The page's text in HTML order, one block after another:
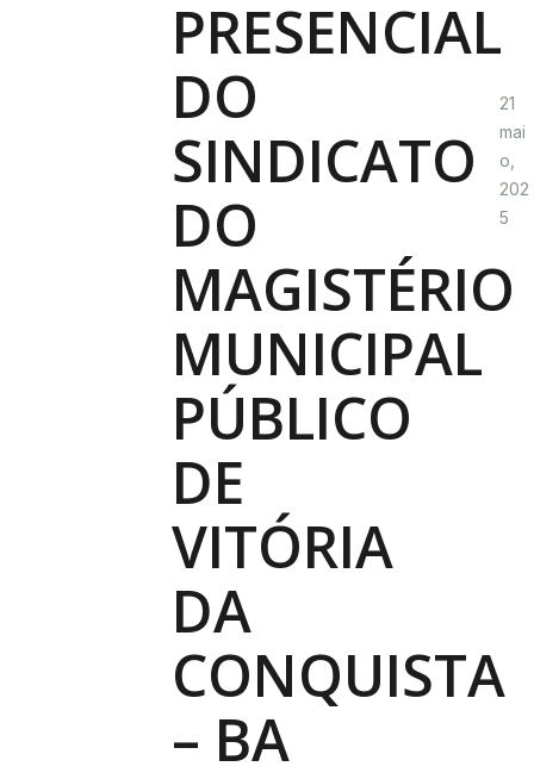
PRESENCIAL
DO
SINDICATO
DO
MAGISTÉRIO
MUNICIPAL
PÚBLICO
DE
VITÓRIA
DA
CONQUISTA
– BA
21
mai
o,
202
5